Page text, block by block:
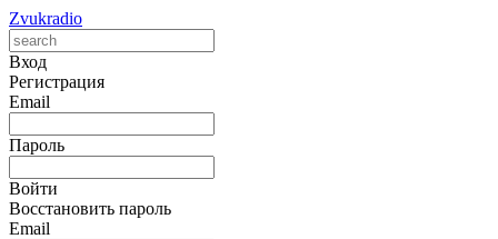
Zvukradio
Вход
Регистрация
Email
Пароль
Войти
Восстановить пароль
Email